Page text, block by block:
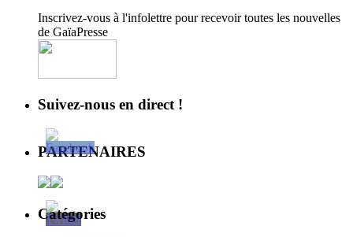
Inscrivez-vous à l'infolettre pour recevoir toutes les nouvelles
de GaïaPresse
Suivez-nous en direct !
PARTENAIRES
Catégories